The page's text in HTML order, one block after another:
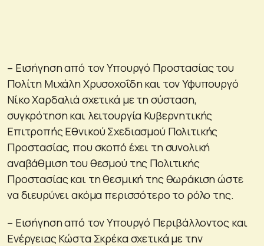
– Εισήγηση από τον Υπουργό Προστασίας του
Πολίτη Μιχάλη Χρυσοχοΐδη και τον Υφυπουργό
Νίκο Χαρδαλιά σχετικά με τη σύσταση,
συγκρότηση και λειτουργία Κυβερνητικής
Επιτροπής Εθνικού Σχεδιασμού Πολιτικής
Προστασίας, που σκοπό έχει τη συνολική
αναβάθμιση του θεσμού της Πολιτικής
Προστασίας και τη θεσμική της θωράκιση ώστε
να διευρύνει ακόμα περισσότερο το ρόλο της.
– Εισήγηση από τον Υπουργό Περιβάλλοντος και
Ενέργειας Κώστα Σκρέκα σχετικά με την